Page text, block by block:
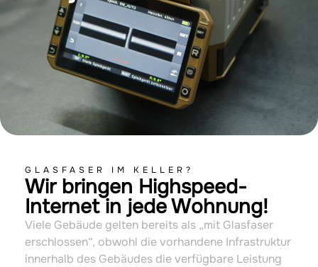
GLASFASER IM KELLER?
Wir bringen Highspeed-
Internet in jede Wohnung!
Viele Gebäude gelten bereits als „mit Glasfaser
erschlossen“, obwohl die vorhandene Infrastruktur
innerhalb des Gebäudes die verfügbare Leistung